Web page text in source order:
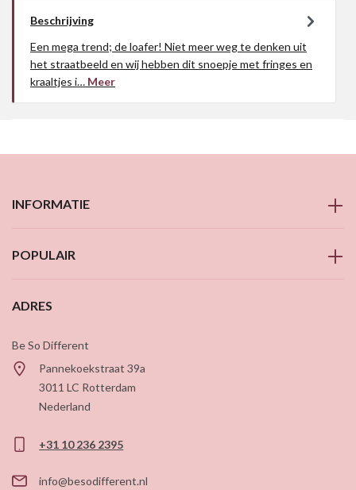
Beschrijving
Een mega trend; de loafer! Niet meer weg te denken uit
het straatbeeld en wij hebben dit snoepje met fringes en
kraaltjes i… Meer
INFORMATIE
POPULAIR
ADRES
Be So Different
Pannekoekstraat 39a
3011 LC Rotterdam
Nederland
+31 10 236 2395
info@besodifferent.nl